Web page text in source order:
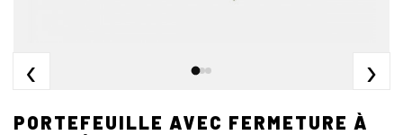
‹ ›
PORTEFEUILLE AVEC FERMETURE À